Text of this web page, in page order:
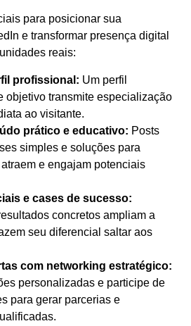
para posicionar sua
e transformar presença digital
reais:
profissional: Um perfil
objetivo transmite especialização
ao visitante.
prático e educativo: Posts
simples e soluções para
e engajam potenciais
e cases de sucesso:
concretos ampliam a
seu diferencial saltar aos
com networking estratégico:
personalizadas e participe de
para gerar parcerias e